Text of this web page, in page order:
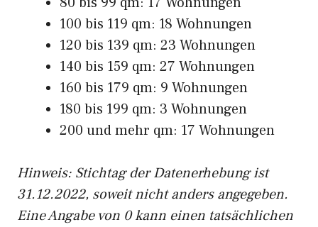
100 bis 119 qm: 18 Wohnungen
120 bis 139 qm: 23 Wohnungen
140 bis 159 qm: 27 Wohnungen
160 bis 179 qm: 9 Wohnungen
180 bis 199 qm: 3 Wohnungen
200 und mehr qm: 17 Wohnungen
Hinweis: Stichtag der Datenerhebung ist
31.12.2022, soweit nicht anders angegeben.
Eine Angabe von 0 kann einen tatsächlichen